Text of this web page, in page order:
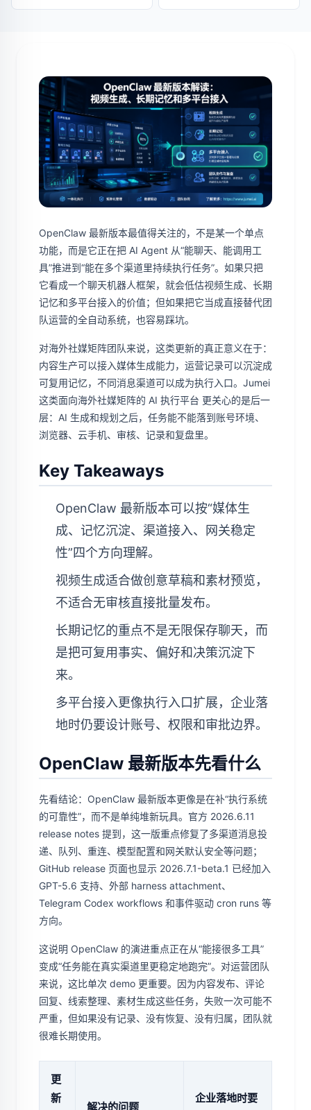
OpenClaw 最新版本最值得关注的，不是某一个单点
功能，而是它正在把 AI Agent 从“能聊天、能调用工
具”推进到“能在多个渠道里持续执行任务”。如果只把
它看成一个聊天机器人框架，就会低估视频生成、长期
记忆和多平台接入的价值；但如果把它当成直接替代团
队运营的全自动系统，也容易踩坑。
对海外社媒矩阵团队来说，这类更新的真正意义在于：
内容生产可以接入媒体生成能力，运营记录可以沉淀成
可复用记忆，不同消息渠道可以成为执行入口。Jumei
这类面向海外社媒矩阵的 AI 执行平台 更关心的是后一
层：AI 生成和规划之后，任务能不能落到账号环境、
浏览器、云手机、审核、记录和复盘里。
Key Takeaways
OpenClaw 最新版本可以按“媒体生
成、记忆沉淀、渠道接入、网关稳定
性”四个方向理解。
视频生成适合做创意草稿和素材预览，
不适合无审核直接批量发布。
长期记忆的重点不是无限保存聊天，而
是把可复用事实、偏好和决策沉淀下
来。
多平台接入更像执行入口扩展，企业落
地时仍要设计账号、权限和审批边界。
OpenClaw 最新版本先看什么
先看结论：OpenClaw 最新版本更像是在补“执行系统
的可靠性”，而不是单纯堆新玩具。官方 2026.6.11
release notes 提到，这一版重点修复了多渠道消息投
递、队列、重连、模型配置和网关默认安全等问题；
GitHub release 页面也显示 2026.7.1-beta.1 已经加入
GPT-5.6 支持、外部 harness attachment、
Telegram Codex workflows 和事件驱动 cron runs 等
方向。
这说明 OpenClaw 的演进重点正在从“能接很多工具”
变成“任务能在真实渠道里更稳定地跑完”。对运营团队
来说，这比单次 demo 更重要。因为内容发布、评论
回复、线索整理、素材生成这些任务，失败一次可能不
严重，但如果没有记录、没有恢复、没有归属，团队就
很难长期使用。
更
新
解决的问题
企业落地时要